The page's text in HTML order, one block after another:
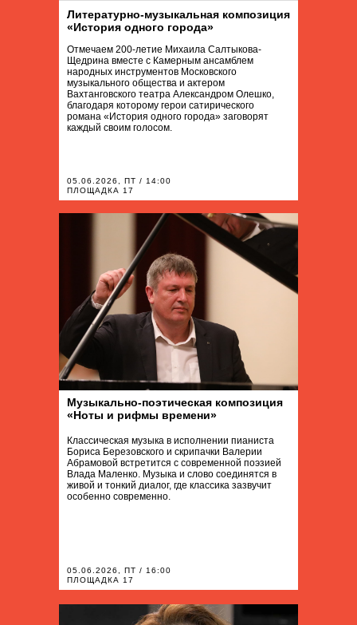
Отмечаем 200-летие Михаила Салтыкова-
Щедрина вместе с Камерным ансамблем
народных инструментов Московского
музыкального общества и актером
Вахтанговского театра Александром Олешко,
благодаря которому герои сатирического
романа «История одного города» заговорят
каждый своим голосом.
Литературно-музыкальная композиция
«История одного города»
Музыкально-поэтическая композиция
«Ноты и рифмы времени»
Классическая музыка в исполнении пианиста
Бориса Березовского и скрипачки Валерии
Абрамовой встретится с современной поэзией
Влада Маленко. Музыка и слово соединятся в
живой и тонкий диалог, где классика зазвучит
особенно современно.
05.06.2026, ПТ / 16:00
ПЛОЩАДКА 17
05.06.2026, ПТ / 14:00
ПЛОЩАДКА 17